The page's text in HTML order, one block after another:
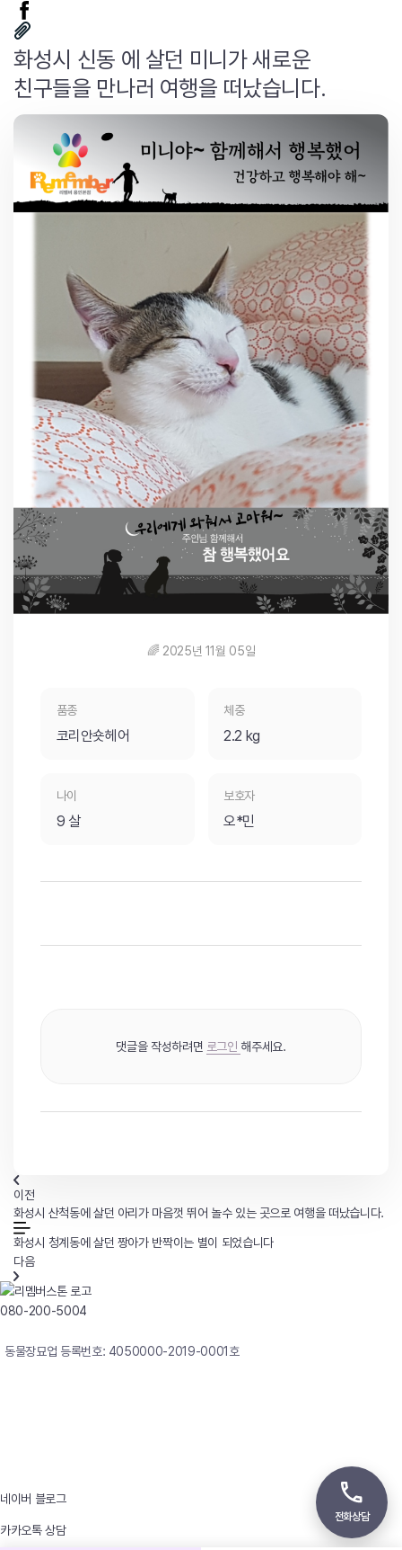
화성시 신동 에 살던 미니가 새로운
친구들을 만나러 여행을 떠났습니다.
🌈 2025년 11월 05일
품종
코리안숏헤어
체중
2.2 kg
나이
9 살
보호자
오*민
댓글을 작성하려면 로그인 해주세요.
이전
화성시 산척동에 살던 아리가 마음껏 뛰어 놀수 있는 곳으로 여행을 떠났습니다.
화성시 청계동에 살던 짱아가 반짝이는 별이 되었습니다
다음
080-200-5004
동물장묘업 등록번호: 4050000-2019-0001호
네이버 블로그
카카오톡 상담
전화상담